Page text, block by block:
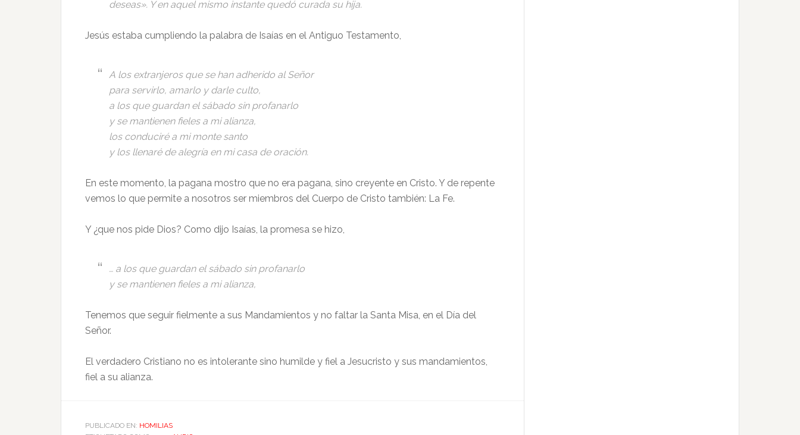
deseas». Y en aquel mismo instante quedó curada su hija.
Jesús estaba cumpliendo la palabra de Isaías en el Antiguo Testamento,
A los extranjeros que se han adherido al Señor
para servirlo, amarlo y darle culto,
a los que guardan el sábado sin profanarlo
y se mantienen fieles a mi alianza,
los conduciré a mi monte santo
y los llenaré de alegría en mi casa de oración.
En este momento, la pagana mostro que no era pagana, sino creyente en Cristo. Y de repente
vemos lo que permite a nosotros ser miembros del Cuerpo de Cristo también: La Fe.
Y ¿que nos pide Dios? Como dijo Isaías, la promesa se hizo,
… a los que guardan el sábado sin profanarlo
y se mantienen fieles a mi alianza,
Tenemos que seguir fielmente a sus Mandamientos y no faltar la Santa Misa, en el Día del
Señor.
El verdadero Cristiano no es intolerante sino humilde y fiel a Jesucristo y sus mandamientos,
fiel a su alianza.
PUBLICADO EN: HOMILIAS